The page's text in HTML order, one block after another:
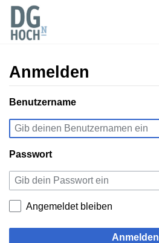
Anmelden
Wechseln zu:Navigation
Benutzername
Passwort
Angemeldet bleiben
Anmelden